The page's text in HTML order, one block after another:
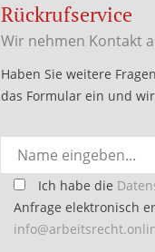
Rückrufservice
Wir nehmen Kontakt
Haben Sie weitere
das Formular ein und
Bitte
lasse
dieses
Ich habe die
Anfrage elektronisch